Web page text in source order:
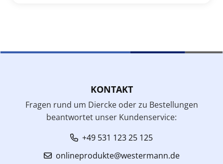
KONTAKT
Fragen rund um Diercke oder zu Bestellungen
beantwortet unser Kundenservice:
+49 531 123 25 125
onlineprodukte@westermann.de